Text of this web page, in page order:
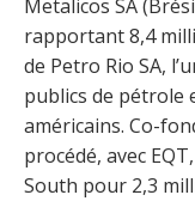
Metalicos SA
rapportant 8,4
de Petro Rio SA,
publics de pétrole
américains. Co-
procédé, avec
South pour 2,3